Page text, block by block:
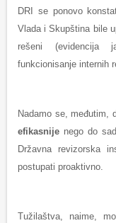
DRI se ponovo
Vlada i Skupština bile
rešeni (evidencija
funkcionisanje internih
Nadamo se, međutim,
efikasnije nego do
Državna revizorska
postupati proaktivno.
Tužilaštva, naime,